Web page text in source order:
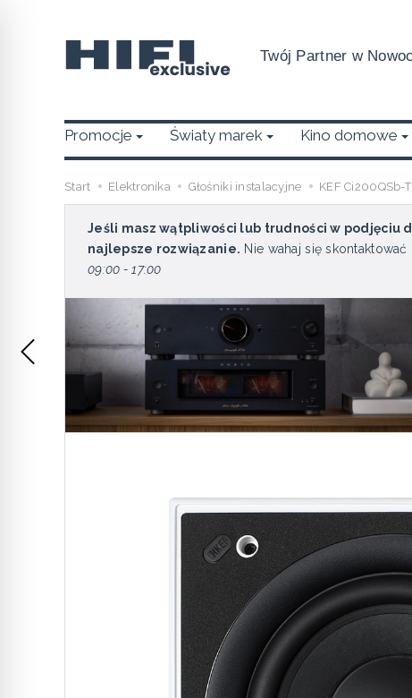
Twój Partner w
Promocje Światy marek Kino domowe
Start Elektronika Głośniki instalacyjne KEF Ci200QSb-
Jeśli masz wątpliwości lub trudności w podjęciu
najlepsze rozwiązanie. Nie wahaj się
09:00 - 17:00